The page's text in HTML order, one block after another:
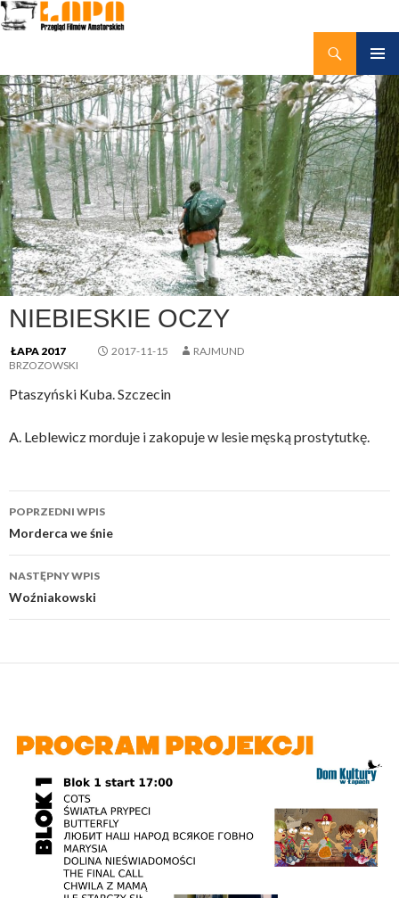
MENU
DO
TREŚCI
NIEBIESKIE OCZY
ŁAPA 2017 2017-11-15
RAJMUND
BRZOZOWSKI
Ptaszyński Kuba. Szczecin
A. Leblewicz morduje i zakopuje w lesie męską prostytutkę.
Nawigacja
wpisu
POPRZEDNI WPIS
Morderca we śnie
NASTĘPNY WPIS
Woźniakowski